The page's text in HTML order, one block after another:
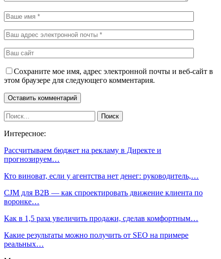
Сохраните мое имя, адрес электронной почты и веб-сайт в
этом браузере для следующего комментария.
Интересное:
Рассчитываем бюджет на рекламу в Директе и
прогнозируем…
Кто виноват, если у агентства нет денег: руководитель,…
CJM для B2B — как спроектировать движение клиента по
воронке…
Как в 1,5 раза увеличить продажи, сделав комфортным…
Какие результаты можно получить от SEO на примере
реальных…